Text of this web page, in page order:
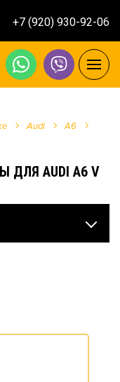
+7 (920) 930-92-06
Audi
A6
AUDI A6 V